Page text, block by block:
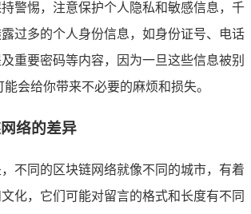
警惕，注意保护个人隐私和敏感信息，千
过多的个人身份信息，如身份证号、电话
重要密码等内容，因为一旦这些信息被别
会给你带来不必要的麻烦和损失。
络的差异
不同的区块链网络就像不同的城市，有着
化，它们可能对留言的格式和长度有不同